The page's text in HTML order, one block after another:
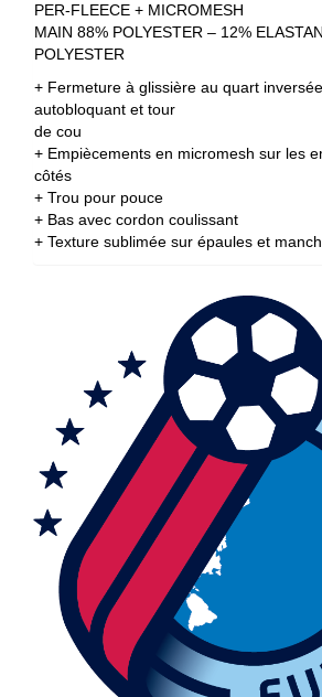
PER-FLEECE + MICROMESH
MAIN 88% POLYESTER – 12%
POLYESTER
+ Fermeture à glissière au quart
autobloquant et tour
de cou
+ Empiècements en micromesh sur les
côtés
+ Trou pour pouce
+ Bas avec cordon coulissant
+ Texture sublimée sur épaules et